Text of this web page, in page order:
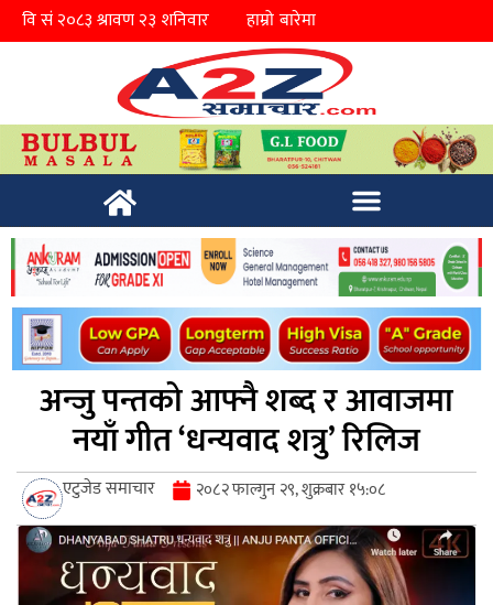
हाम्रो बारेमा
अन्जु पन्तको आफ्नै शब्द र आवाजमा
नयाँ गीत ‘धन्यवाद शत्रु’ रिलिज
एटुजेड समाचार २०८२ फाल्गुन २९, शुक्रबार १५:०८